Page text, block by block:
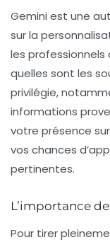
Gemini est une
sur la
les professionnels
quelles sont les
privilégie,
informations
votre présence
vos chances
pertinentes.
L’importance
Pour tirer